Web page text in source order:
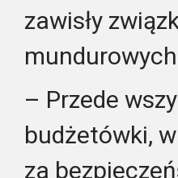
zawisły
– Przede
budżetówki,
za